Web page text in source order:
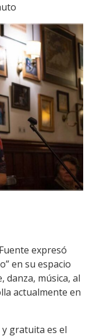
expresó
en su espacio
danza, música, al
actualmente en
gratuita es el